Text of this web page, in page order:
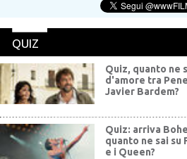
QUIZ
Quiz, quanto ne
d'amore tra
Javier Bardem?
Quiz: arriva
quanto ne sai su
e i Queen?